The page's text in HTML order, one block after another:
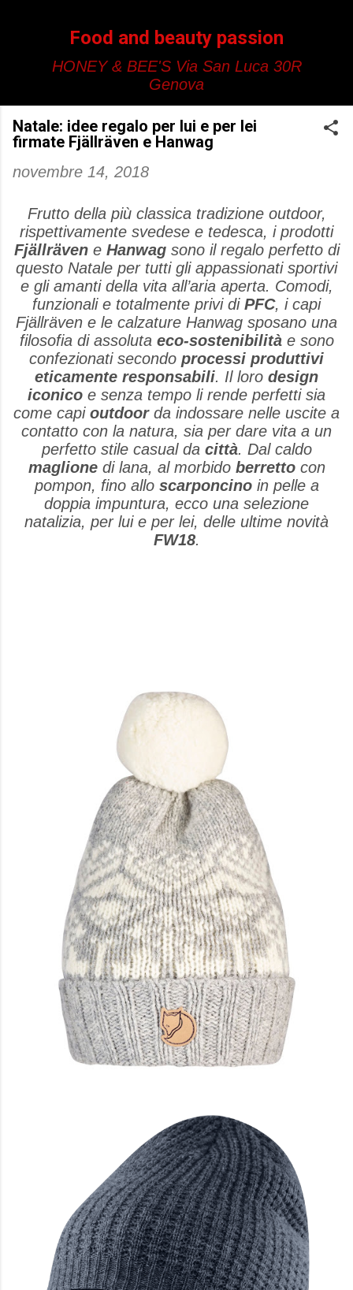
Food and beauty passion
HONEY & BEE'S Via San Luca 30R
Genova
Natale: idee regalo per lui e per lei
firmate Fjällräven e Hanwag
novembre 14, 2018
Frutto della più classica tradizione outdoor,
rispettivamente svedese e tedesca, i prodotti
Fjällrävene Hanwagsono il regalo perfetto di
questo Natale per tutti gli appassionati sportivi
e gli amanti della vita all’aria aperta. Comodi,
funzionali e totalmente privi di PFC, i capi
Fjällräven e le calzature Hanwag sposano una
filosofia di assoluta eco-sostenibilitàe sono
confezionati secondo processi produttivi
eticamente responsabili. Il loro design
iconico e senza tempo li rende perfetti sia
come capi outdoor da indossare nelle uscite a
contatto con la natura, sia per dare vita a un
perfetto stile casual da città. Dal caldo
maglionedi lana, al morbido berrettocon
pompon, fino allo scarponcinoin pelle a
doppia impuntura, ecco una selezione
natalizia, per lui e per lei, delle ultime novità
FW18.